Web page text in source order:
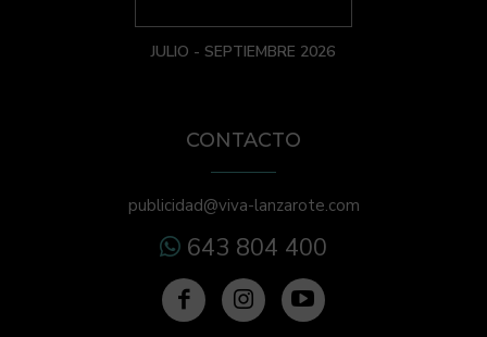
JULIO - SEPTIEMBRE 2026
CONTACTO
publicidad@viva-lanzarote.com
643 804 400